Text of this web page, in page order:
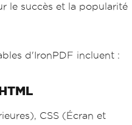
le succès et la popularité
d'IronPDF incluent :
CSS (Écran et